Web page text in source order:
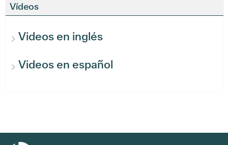
Vídeos
Videos en inglés
Videos en español